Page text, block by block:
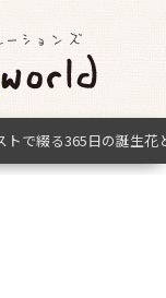
トで綴る365日の誕生花